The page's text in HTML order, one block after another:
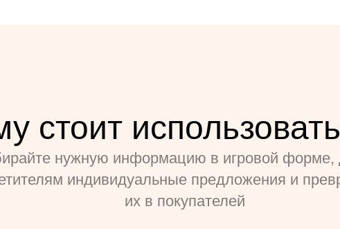
стоит
нужную информацию в игровой форме,
индивидуальные предложения и
их в покупателей